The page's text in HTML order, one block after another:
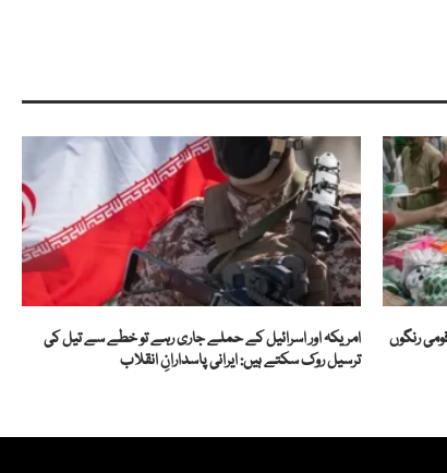
رنگوں
امریکہ اور اسرائیل کے حملے جاری رہے تو خطے سے تیل کی
ترسیل روک سکتے ہیں: ایرانی پاسدارانِ انقلاب